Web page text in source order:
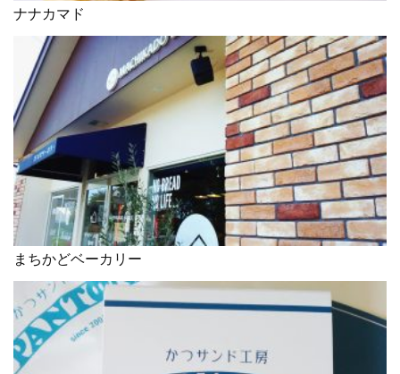
ナナカマド
まちかどベーカリー